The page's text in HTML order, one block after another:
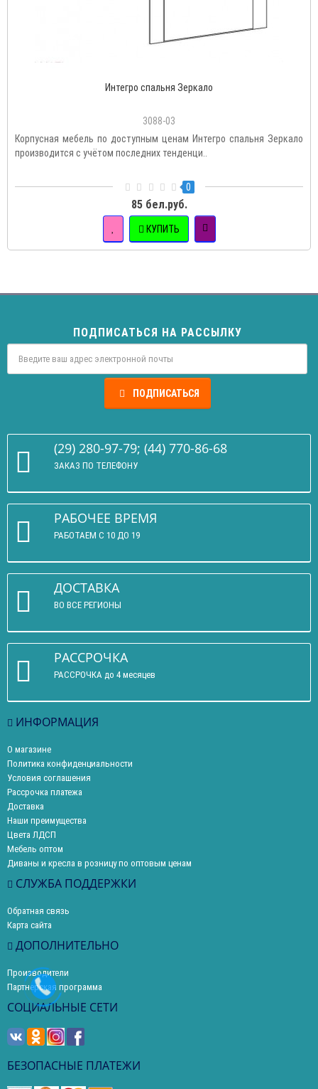
Интегро спальня Зеркало
3088-03
Корпусная мебель по доступным ценам Интегро спальня Зеркало
производится с учётом последних тенденци..
0
85 бел.руб.
КУПИТЬ
ПОДПИСАТЬСЯ НА РАССЫЛКУ
ПОДПИСАТЬСЯ
(29) 280-97-79; (44) 770-86-68
ЗАКАЗ ПО ТЕЛЕФОНУ
РАБОЧЕЕ ВРЕМЯ
РАБОТАЕМ С 10 ДО 19
ДОСТАВКА
ВО ВСЕ РЕГИОНЫ
РАССРОЧКА
РАССРОЧКА до 4 месяцев
ИНФОРМАЦИЯ
О магазине
Политика конфиденциальности
Условия соглашения
Рассрочка платежа
Доставка
Наши преимущества
Цвета ЛДСП
Мебель оптом
Диваны и кресла в розницу по оптовым ценам
СЛУЖБА ПОДДЕРЖКИ
Обратная связь
Карта сайта
ДОПОЛНИТЕЛЬНО
Производители
Партнерская программа
СОЦИАЛЬНЫЕ СЕТИ
БЕЗОПАСНЫЕ ПЛАТЕЖИ